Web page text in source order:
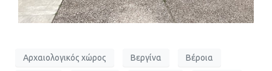
Αρχαιολογικός χώρος Βεργίνα Βέροια